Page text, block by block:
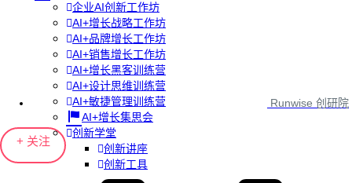
企业AI创新工作坊
AI+增长战略工作坊
AI+品牌增长工作坊
AI+销售增长工作坊
AI+增长黑客训练营
AI+设计思维训练营
AI+敏捷管理训练营
AI+增长集思会
创新学堂
创新讲座
创新工具
Runwise 创研院
+ 关注